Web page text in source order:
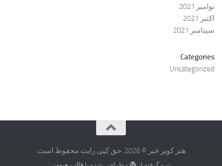
نوامبر 2021
اکتبر 2021
سپتامبر 2021
Categories
Uncategorized
هنر کویر خبر © 2026. حق کپی رایت محفوظ است.